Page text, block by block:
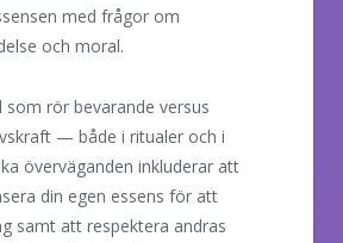
med frågor om
och moral.
som rör bevarande versus
— både i ritualer och i
överväganden inkluderar att
din egen essens för att
samt att respektera andras